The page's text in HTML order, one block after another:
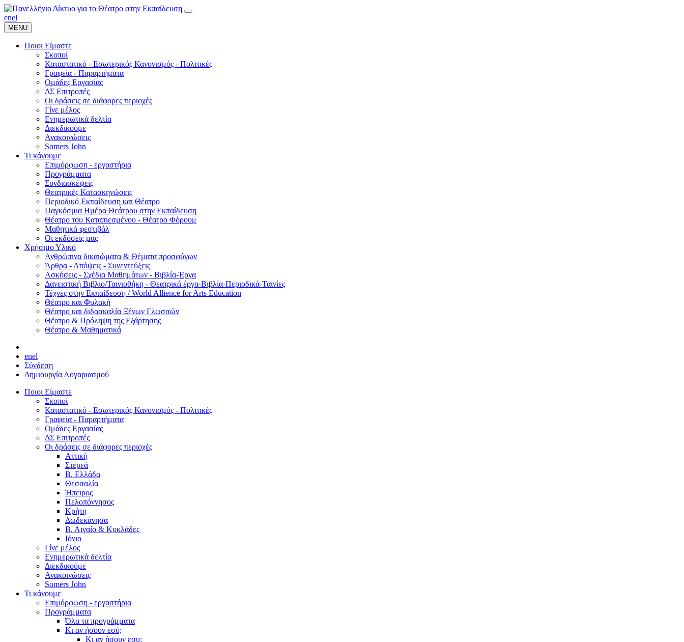
enel
MENU
Ποιοι Είμαστε
Σκοποί
Καταστατικό - Εσωτερικός Κανονισμός - Πολιτικές
Γραφεία - Παραρτήματα
Ομάδες Εργασίας
ΔΣ Επιτροπές
Οι δράσεις σε διάφορες περιοχές
Γίνε μέλος
Ενημερωτικά δελτία
Διεκδικούμε
Ανακοινώσεις
Somers John
Τι κάνουμε
Επιμόρφωση - εργαστήρια
Προγράμματα
Συνδιασκέψεις
Θεατρικές Κατασκηνώσεις
Περιοδικό Εκπαίδευση και Θέατρο
Παγκόσμια Ημέρα Θεάτρου στην Εκπαίδευση
Θέατρο του Καταπιεσμένου - Θέατρο Φόρουμ
Μαθητικά φεστιβάλ
Οι εκδόσεις μας
Χρήσιμο Υλικό
Ανθρώπινα δικαιώματα & Θέματα προσφύγων
Άρθρα - Απόψεις - Συνεντεύξεις
Ασκήσεις - Σχέδια Μαθημάτων - Βιβλία-Έργα
Δανειστική Βιβλιο/Ταινιοθήκη - Θεατρικά έργα-Βιβλία-Περιοδικά-Ταινίες
Τέχνες στην Εκπαίδευση / World Allience for Arts Education
Θέατρο και Φυλακή
Θέατρο και διδασκαλία Ξένων Γλωσσών
Θέατρο & Πρόληψη της Εξάρτησης
Θέατρο & Μαθηματικά
enel
Σύνδεση
Δημιουργία Λογαριασμού
Ποιοι Είμαστε
Σκοποί
Καταστατικό - Εσωτερικός Κανονισμός - Πολιτικές
Γραφεία - Παραρτήματα
Ομάδες Εργασίας
ΔΣ Επιτροπές
Οι δράσεις σε διάφορες περιοχές
Αττική
Στερεά
Β. Ελλάδα
Θεσσαλία
Ήπειρος
Πελοπόννησος
Κρήτη
Δωδεκάνησα
Β. Αιγαίο & Κυκλάδες
Ιόνιο
Γίνε μέλος
Ενημερωτικά δελτία
Διεκδικούμε
Ανακοινώσεις
Somers John
Τι κάνουμε
Επιμόρφωση - εργαστήρια
Προγράμματα
Όλα τα προγράμματα
Κι αν ήσουν εσύ;
Κι αν ήσουν εσυ;